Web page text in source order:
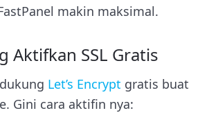
makin maksimal.
Aktifkan SSL Gratis
Let’s Encrypt gratis buat
Gini cara aktifin nya: